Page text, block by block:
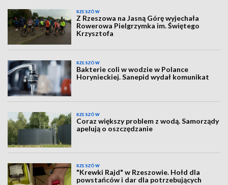
RZESZÓW
Z Rzeszowa na Jasną Górę wyjechała
Rowerowa Pielgrzymka im. Świętego
Krzysztofa
RZESZÓW
Bakterie coli w wodzie w Polance
Horynieckiej. Sanepid wydał komunikat
RZESZÓW
Coraz większy problem z wodą. Samorządy
apelują o oszczędzanie
RZESZÓW
"Krewki Rajd" w Rzeszowie. Hołd dla
powstańców i dar dla potrzebujących